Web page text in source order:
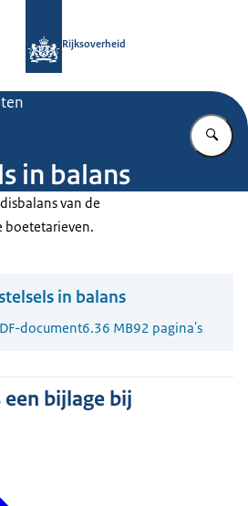
Rijksoverheid
in balans
van de
in balans
document6.36 MB92 pagina's
bijlage bij